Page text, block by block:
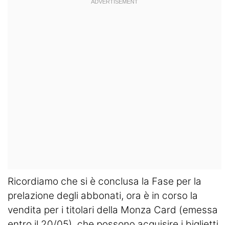
Ricordiamo che si è conclusa la Fase per la
prelazione degli abbonati, ora è in corso la
vendita per i titolari della Monza Card (emessa